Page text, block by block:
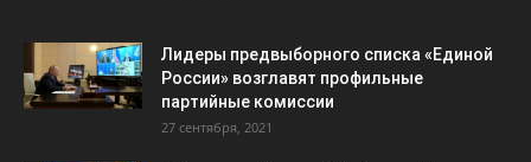
Лидеры предвыборного списка «Единой
России» возглавят профильные
партийные комиссии
27 сентября, 2021